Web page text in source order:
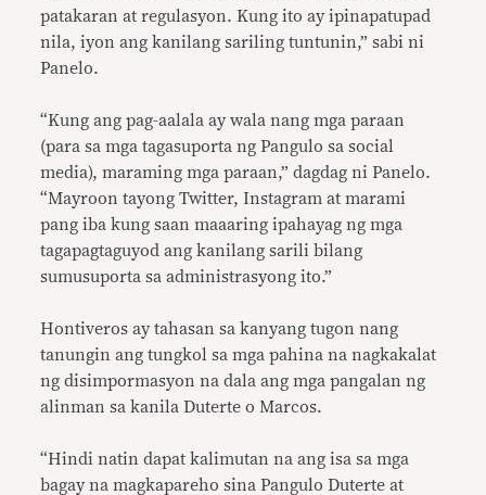
patakaran at regulasyon. Kung ito ay ipinapatupad
nila, iyon ang kanilang sariling tuntunin,” sabi ni
Panelo.
“Kung ang pag-aalala ay wala nang mga paraan
(para sa mga tagasuporta ng Pangulo sa social
media), maraming mga paraan,” dagdag ni Panelo.
“Mayroon tayong Twitter, Instagram at marami
pang iba kung saan maaaring ipahayag ng mga
tagapagtaguyod ang kanilang sarili bilang
sumusuporta sa administrasyong ito.”
Hontiveros ay tahasan sa kanyang tugon nang
tanungin ang tungkol sa mga pahina na nagkakalat
ng disimpormasyon na dala ang mga pangalan ng
alinman sa kanila Duterte o Marcos.
“Hindi natin dapat kalimutan na ang isa sa mga
bagay na magkapareho sina Pangulo Duterte at